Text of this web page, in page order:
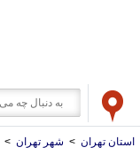
استان تهران > شهر تهران >